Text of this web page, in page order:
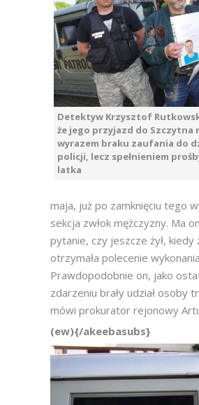
Detektyw Krzysztof
że jego przyjazd do Szczytna
wyrazem braku zaufania do
policji, lecz spełnieniem
latka
maja, już po zamknięciu tego
sekcja zwłok mężczyzny. Ma
pytanie, czy jeszcze żył, kiedy
otrzymała polecenie
Prawdopodobnie on, jako
zdarzeniu brały udział osoby
mówi prokurator rejonowy
(ew){/akeebasubs}